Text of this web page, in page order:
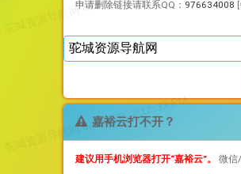
申请删除链接请联系QQ： 976634008
嘉裕云打不开？
建议用手机浏览器打开“嘉裕云”。 微信